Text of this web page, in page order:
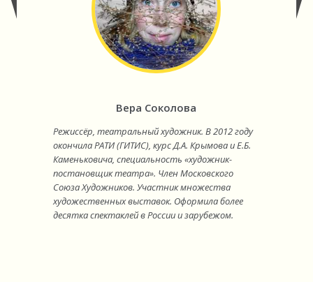
Вера Соколова
Режиссёр, театральный художник. В 2012 году
окончила РАТИ (ГИТИС), курс Д.А. Крымова и Е.Б.
Каменьковича, специальность «художник-
постановщик театра». Член Московского
Союза Художников. Участник множества
художественных выставок. Оформила более
десятка спектаклей в России и зарубежом.